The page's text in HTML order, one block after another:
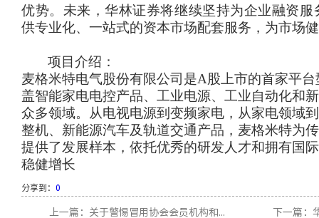
优势。未来，华林证券将继续坚持为企业融资
供专业化、一站式的资本市场配套服务，为市场
项目介绍：
麦格米特电气股份有限公司是A股上市的首家平
盖智能家电电控产品、工业电源、工业自动化和
众多领域。从电视电源到变频家电，从家电领域
整机、新能源汽车及轨道交通产品，麦格米特为
提供了发展样本，依托优秀的研发人才和拥有国
稳健增长
分享到： 0
上一篇：关于警惕冒用协会会员机构和... 下一篇